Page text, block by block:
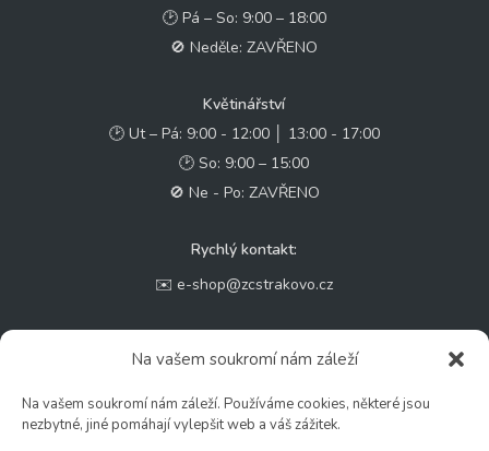
Na vašem soukromí nám záleží
Na vašem soukromí nám záleží. Používáme cookies, některé jsou
nezbytné, jiné pomáhají vylepšit web a váš zážitek.
🕑 Pá – So: 9:00 – 18:00
🚫 Neděle: ZAVŘENO
Květinářství
🕑 Ut – Pá: 9:00 - 12:00 │ 13:00 - 17:00
🕑 So: 9:00 – 15:00
🚫 Ne - Po: ZAVŘENO
Rychlý kontakt:
✉️ e-shop@zcstrakovo.cz